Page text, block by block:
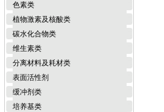
色素类
植物激素及核酸类
碳水化合物类
维生素类
分离材料及耗材类
表面活性剂
缓冲剂类
培养基类